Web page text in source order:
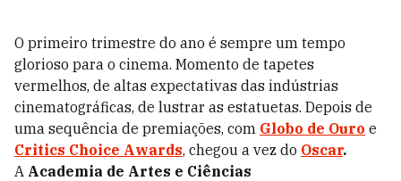
O primeiro trimestre do ano é sempre um tempo
glorioso para o cinema. Momento de tapetes
vermelhos, de altas expectativas das indústrias
cinematográficas, de lustrar as estatuetas. Depois de
uma sequência de premiações, com Globo de Ouro e
Critics Choice Awards, chegou a vez do Oscar.
A Academia de Artes e Ciências